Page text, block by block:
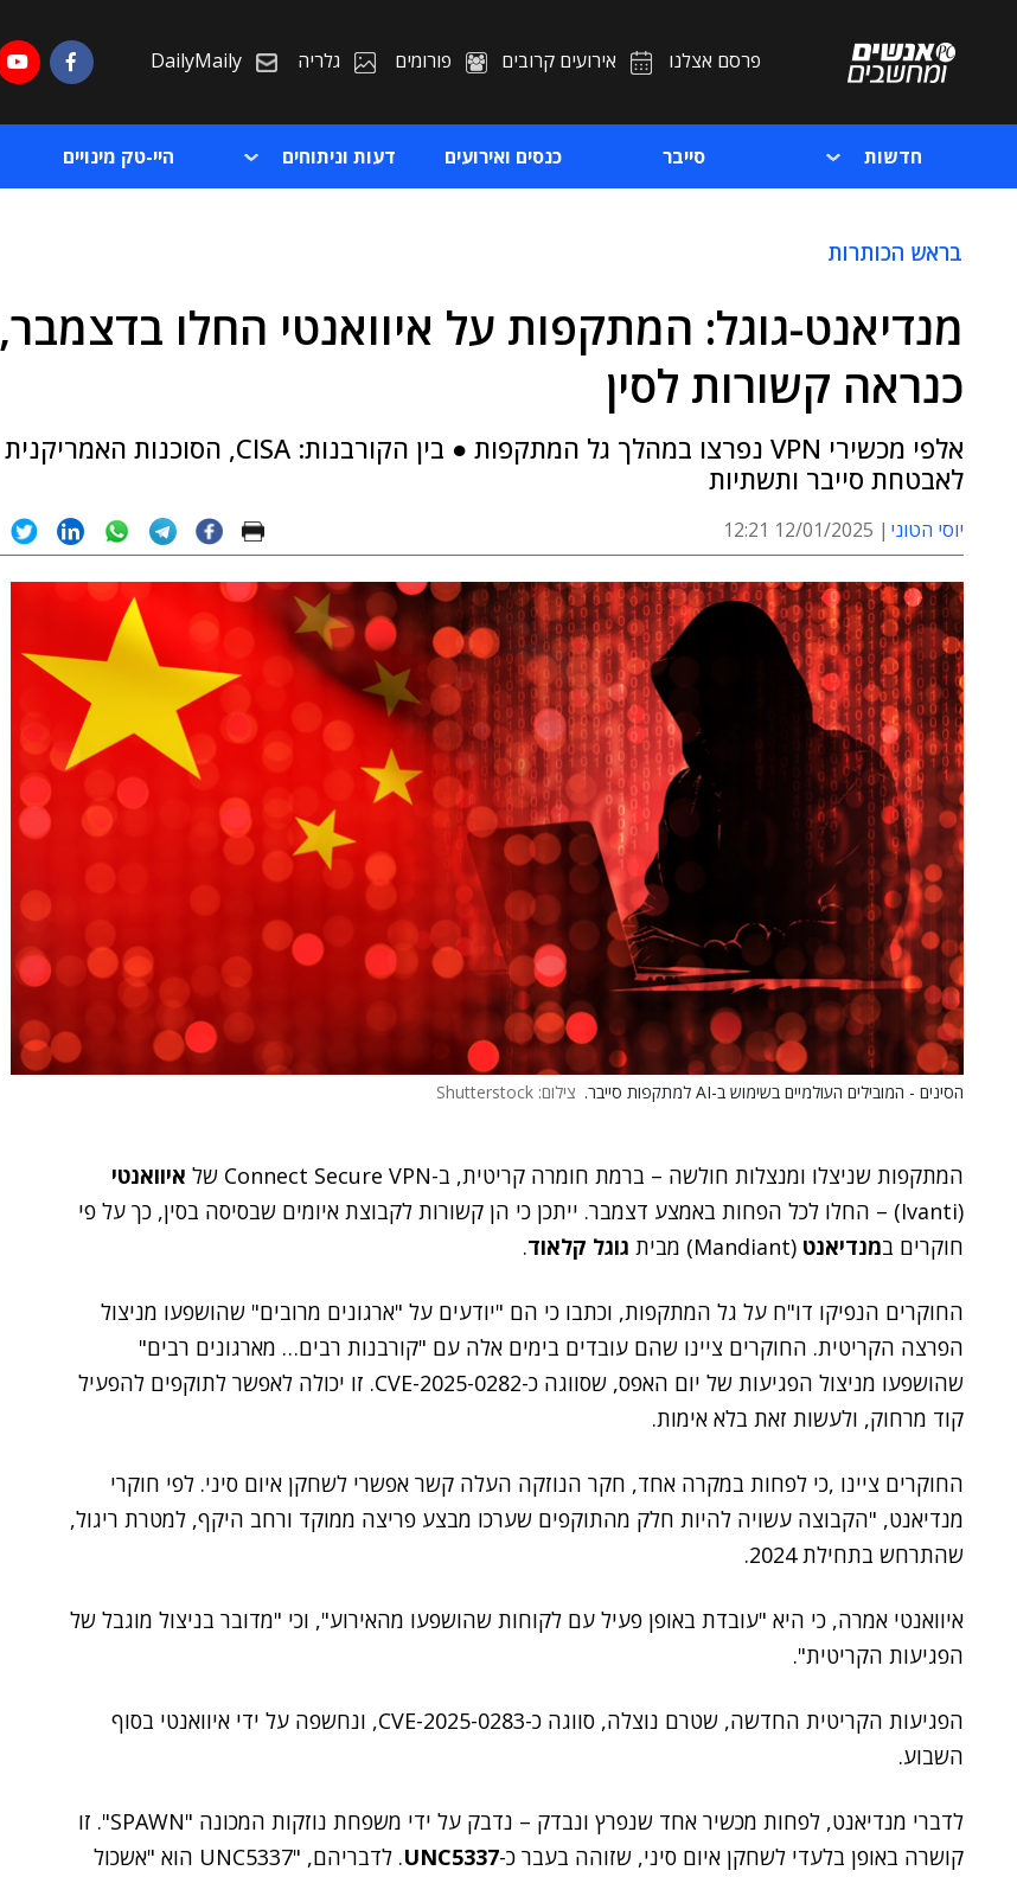
פרסם אצלנו אירועים קרובים פורומים גלריה DailyMaily
חדשות סייבר כנסים ואירועים דעות וניתוחים היי-טק מינויים
בראש הכותרות
מנדיאנט-גוגל: המתקפות על איוואנטי החלו בדצמבר,
כנראה קשורות לסין
אלפי מכשירי VPN נפרצו במהלך גל המתקפות ● בין הקורבנות: CISA, הסוכנות האמריקנית
לאבטחת סייבר ותשתיות
יוסי הטוני 12/01/2025 12:21
הסינים - המובילים העולמיים בשימוש ב-AI למתקפות סייבר. צילום: Shutterstock
המתקפות שניצלו ומנצלות חולשה – ברמת חומרה קריטית, ב-Connect Secure VPN של
איוואנטי
(Ivanti) – החלו לכל הפחות באמצע דצמבר. ייתכן כי הן קשורות לקבוצת איומים שבסיסה בסין, כך על פי
חוקרים במנדיאנט (Mandiant) מבית גוגל קלאוד.
החוקרים הנפיקו דו"ח על גל המתקפות, וכתבו כי הם "יודעים על "ארגונים מרובים" שהושפעו מניצול
הפרצה הקריטית. החוקרים ציינו שהם עובדים בימים אלה עם "קורבנות רבים… מארגונים רבים"
שהושפעו מניצול הפגיעות של יום האפס, שסווגה כ-CVE-2025-0282. זו יכולה לאפשר לתוקפים להפעיל
קוד מרחוק, ולעשות זאת בלא אימות.
החוקרים ציינו ,כי לפחות במקרה אחד, חקר הנוזקה העלה קשר אפשרי לשחקן איום סיני. לפי חוקרי
מנדיאנט, "הקבוצה עשויה להיות חלק מהתוקפים שערכו מבצע פריצה ממוקד ורחב היקף, למטרת ריגול,
שהתרחש בתחילת 2024.
איוואנטי אמרה, כי היא "עובדת באופן פעיל עם לקוחות שהושפעו מהאירוע", וכי "מדובר בניצול מוגבל של
הפגיעות הקריטית".
הפגיעות הקריטית החדשה, שטרם נוצלה, סווגה כ-CVE-2025-0283, ונחשפה על ידי איוואנטי בסוף
השבוע.
לדברי מנדיאנט, לפחות מכשיר אחד שנפרץ ונבדק – נדבק על ידי משפחת נוזקות המכונה "SPAWN". זו
קושרה באופן בלעדי לשחקן איום סיני, שזוהה בעבר כ-UNC5337
. לדבריהם, "UNC5337 הוא "אשכול